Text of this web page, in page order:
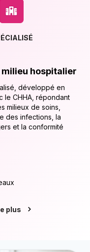
milieu hospitalier
développé en
le CHHA, répondant
milieux de soins,
des infections, la
et la conformité
plus